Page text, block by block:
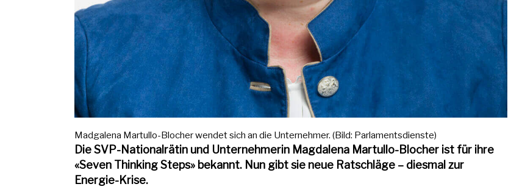
Madgalena Martullo-Blocher wendet sich an die Unternehmer. (Bild: Parlamentsdienste)
Die SVP-Nationalrätin und Unternehmerin Magdalena Martullo-Blocher ist für ihre
«Seven Thinking Steps» bekannt. Nun gibt sie neue Ratschläge – diesmal zur
Energie-Krise.